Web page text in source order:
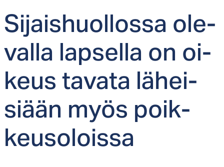
Si­jais­huol­los­sa ole­
val­la lap­sel­la on oi­
keus ta­va­ta lä­hei­
siään myös poik­
keu­so­lois­sa